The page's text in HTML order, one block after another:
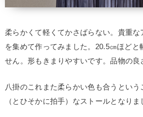
柔らかくて軽くてかさばらない。貴重な
を集めて作ってみました。20.5㎝ほどと
せん。形もきまりやすいです。品物の良
八掛のこれまた柔らかい色も合うとい
（とひそかに拍手）なストールとなりま